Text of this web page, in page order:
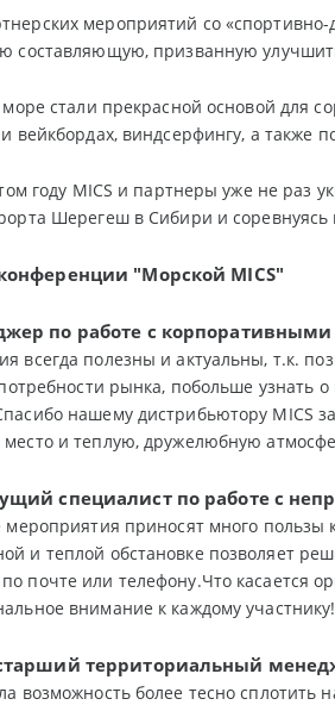
мероприятий со
составляющую, призванную
стали прекрасной основой для
вейкбордах, виндсерфингу, а также
году MICS и партнеры уже не раз
Шерегеш в Сибири и
"Морской MICS"
по работе с
всегда полезны и актуальны, т.к.
рынка, побольше узнать
нашему дистрибьютору MICS
и теплую, дружелюбную
специалист по работе с
мероприятия приносят много
и теплой обстановке позволяет
почте или телефону.Что касается
внимание к каждому
территориальный
возможность более тесно